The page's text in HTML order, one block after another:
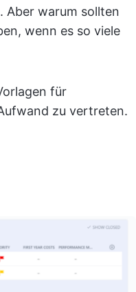
Aber warum sollten
wenn es so viele
für
zu vertreten.